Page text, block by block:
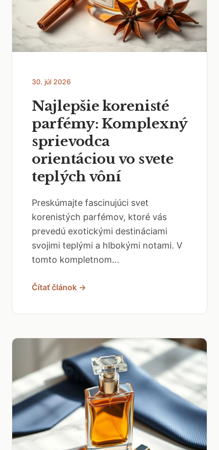
30. júl 2026
Najlepšie korenisté
parfémy: Komplexný
sprievodca
orientáciou vo svete
teplých vôní
Preskúmajte fascinujúci svet
korenistých parfémov, ktoré vás
prevedú exotickými destináciami
svojimi teplými a hlbokými notami. V
tomto kompletnom...
Čítať článok →